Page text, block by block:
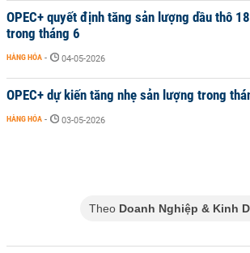
OPEC+ quyết định tăng sản lượng dầu thô
trong tháng 6
HÀNG HÓA - 04-05-2026
OPEC+ dự kiến tăng nhẹ sản lượng trong
HÀNG HÓA - 03-05-2026
Theo Doanh Nghiệp & Kinh